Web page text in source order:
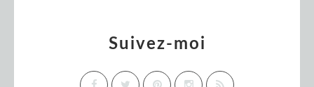
Suivez-moi